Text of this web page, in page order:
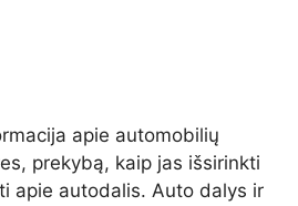
apie automobilių
prekybą, kaip jas išsirinkti
apie autodalis. Auto dalys ir